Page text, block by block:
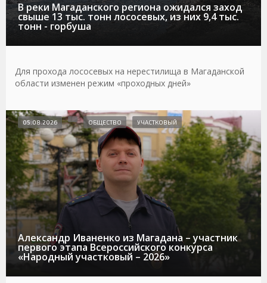
В реки Магаданского региона ожидался заход
свыше 13 тыс. тонн лососевых, из них 9,4 тыс.
тонн - горбуша
Для прохода лососевых на нерестилища в Магаданской
области изменен режим «проходных дней»
Александр Иваненко из Магадана – участник
первого этапа Всероссийского конкурса
«Народный участковый – 2026»
05.08.2026 ОБЩЕСТВО УЧАСТКОВЫЙ